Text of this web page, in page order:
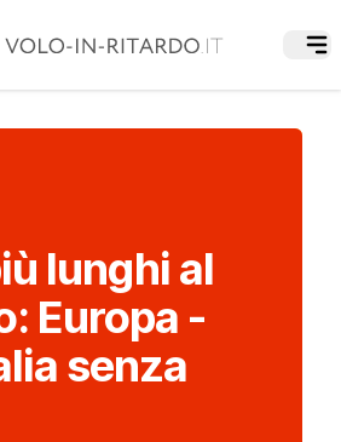
lunghi al
Europa -
senza